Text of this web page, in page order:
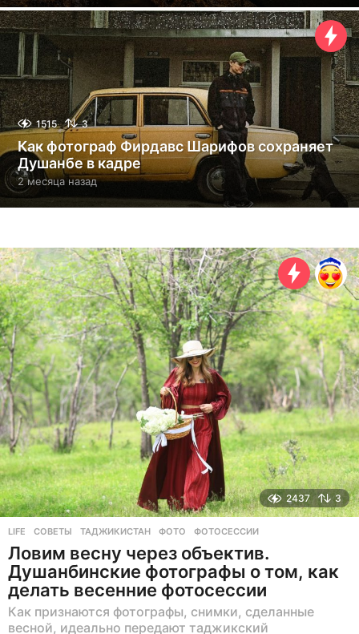
е
д
е
н
а
з
а
д
1515 3
Как фотограф Фирдавс Шарифов сохраняет
Душанбе в кадре
2 месяца назад2
м
е
ц
а
н
а
з
а
д
2437 3
LIFE СОВЕТЫ ,ТАДЖИКИСТАН ,ФОТО ,ФОТОСЕССИИ
Ловим весну через объектив.
Душанбинские фотографы о том, как
делать весенние фотосессии
Как признаются фотографы, снимки, сделанные
весной, идеально передают таджикский